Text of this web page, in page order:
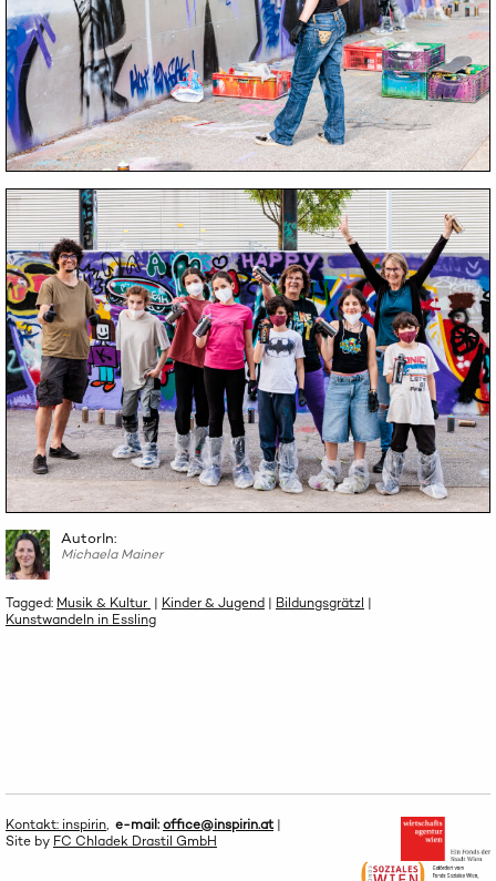
AutorIn:
Michaela Mainer
Tagged: Musik & Kultur | Kinder & Jugend | Bildungsgrätzl |
Kunstwandeln in Essling
Kontakt: inspirin, e-mail:office@inspirin.at|
Site by FC Chladek Drastil GmbH